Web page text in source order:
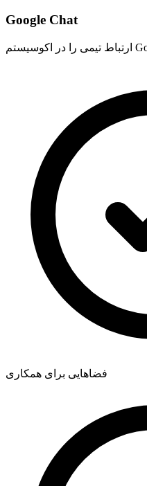
Google Chat
فضاهایی برای همکاری